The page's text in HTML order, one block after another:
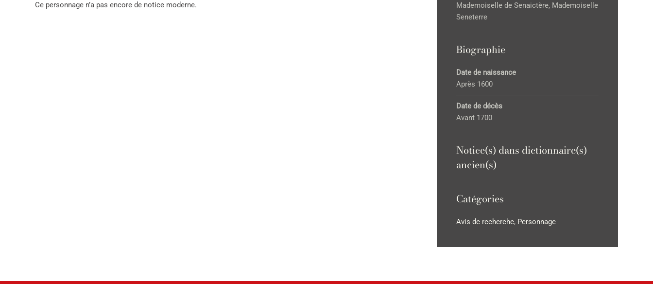
Ce personnage n’a pas encore de notice moderne.
Mademoiselle de Senaictère, Mademoiselle
Seneterre
Biographie
Date de naissance
Après 1600
Date de décès
Avant 1700
Notice(s) dans dictionnaire(s)
ancien(s)
Catégories
Avis de recherche, Personnage